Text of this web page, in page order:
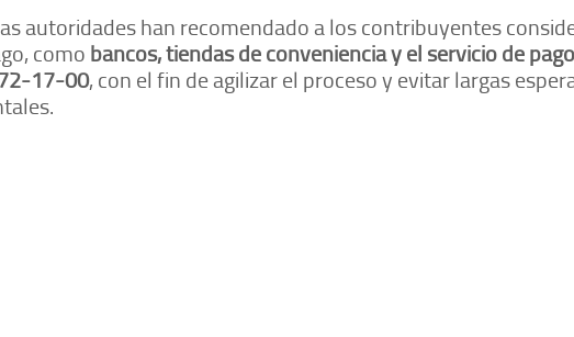
autoridades han recomendado a los contribuyentes
como bancos, tiendas de conveniencia y el servicio de
17-00, con el fin de agilizar el proceso y evitar largas